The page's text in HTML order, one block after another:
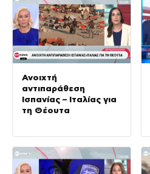
Ανοιχτή
αντιπαράθεση
Ισπανίας – Ιταλίας για
τη Θέουτα